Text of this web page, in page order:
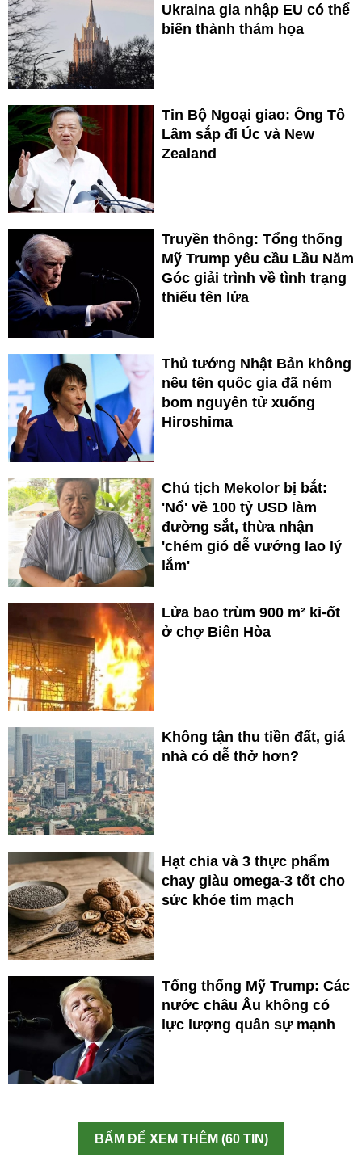
Ukraina gia nhập EU có thể
biến thành thảm họa
Tin Bộ Ngoại giao: Ông Tô
Lâm sắp đi Úc và New
Zealand
Truyền thông: Tổng thống
Mỹ Trump yêu cầu Lầu Năm
Góc giải trình về tình trạng
thiếu tên lửa
Thủ tướng Nhật Bản không
nêu tên quốc gia đã ném
bom nguyên tử xuống
Hiroshima
Chủ tịch Mekolor bị bắt:
'Nổ' về 100 tỷ USD làm
đường sắt, thừa nhận
'chém gió dễ vướng lao lý
lắm'
Lửa bao trùm 900 m² ki-ốt
ở chợ Biên Hòa
Không tận thu tiền đất, giá
nhà có dễ thở hơn?
Hạt chia và 3 thực phẩm
chay giàu omega-3 tốt cho
sức khỏe tim mạch
Tổng thống Mỹ Trump: Các
nước châu Âu không có
lực lượng quân sự mạnh
BẤM ĐỂ XEM THÊM (60 TIN)